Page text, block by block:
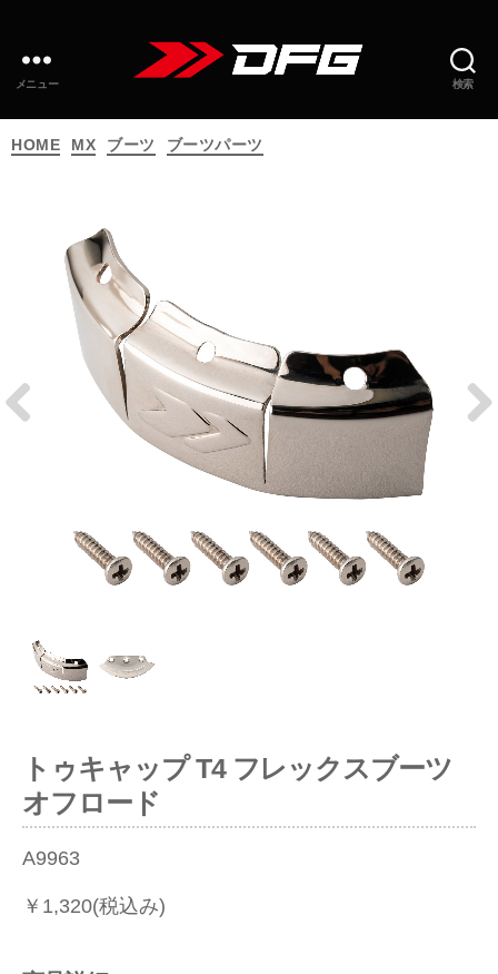
検索
メニュー
カ
HOME MX ブーツ ブーツパーツ
トゥキャップ T4 フレックスブーツ
オフロード
A9963
￥1,320(税込み)